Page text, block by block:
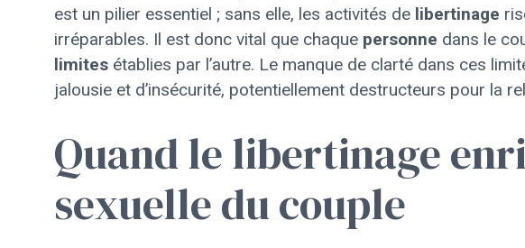
est un pilier essentiel ; sans elle, les activités de libertinage
irréparables. Il est donc vital que chaque personne dans le
limites établies par l’autre. Le manque de clarté dans ces
jalousie et d’insécurité, potentiellement destructeurs pour la
Quand le libertinage
sexuelle du couple